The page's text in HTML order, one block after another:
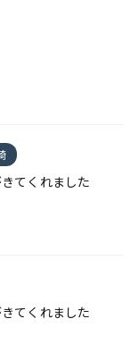
てくれました
てくれました